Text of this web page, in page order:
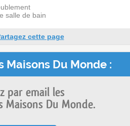
salle de bain
cette page
Maisons Du Monde :
par email les
Maisons Du Monde.